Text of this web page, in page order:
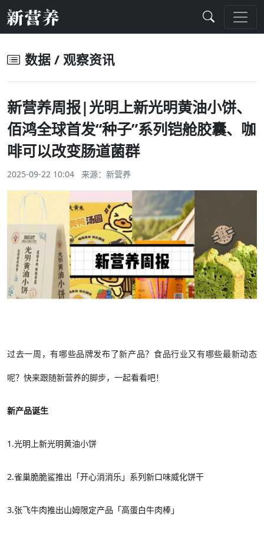
数据 / 观察资讯
新营养周报|光明上新光明黄油小饼、
佰鸿全球首发“种子”系列铠舱胶囊、咖
啡可以改变肠道菌群
2025-09-22 10:04 来源： 新营养
过去一周，有哪些品牌发布了新产品？食品行业又有哪些最新动态
呢？快来跟随新营养的脚步，一起看看吧！
新产品诞生
1.光明 上新光明黄油小饼
2.雀巢脆脆鲨推出「开心消消乐」系列新口味威化饼干
3.张飞牛肉推出山姆限定产品「高蛋白牛肉棒」